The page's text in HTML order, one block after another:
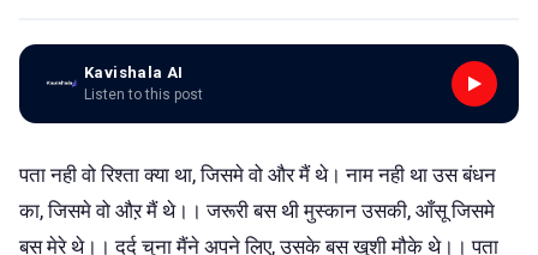
Kavishala AI
Listen to this post
पता नही वो रिश्ता क्या था, जिसमे वो और मैं थे। नाम नही था उस बंधन
का, जिसमे वो औऱ मैं थे।। जरूरी बस थी मुस्कान उसकी, आँसू जिसमे
बस मेरे थे।। दर्द चुना मैंने अपने लिए, उसके बस खुशी मौके थे।। पता